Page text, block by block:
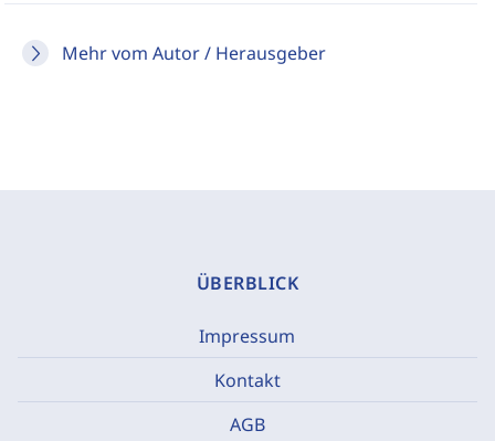
Mehr vom Autor / Herausgeber
ÜBERBLICK
Impressum
Kontakt
AGB